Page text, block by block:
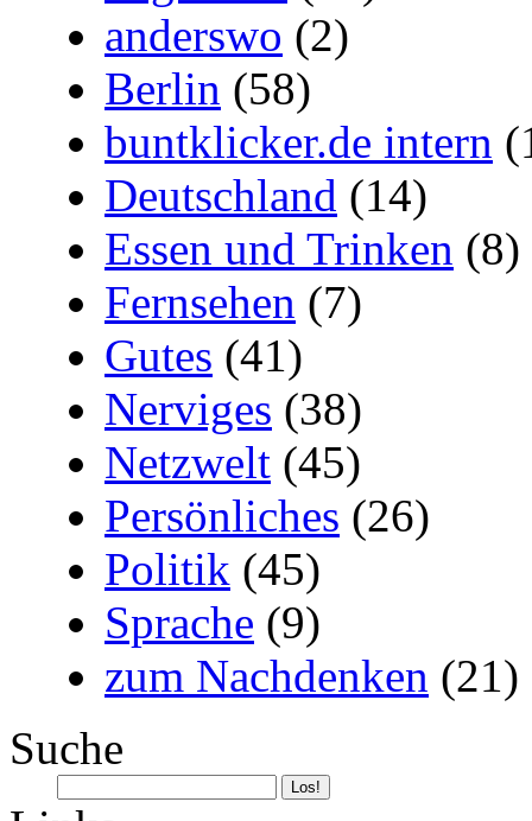
anderswo (2)
Berlin (58)
buntklicker.de intern
Deutschland (14)
Essen und Trinken (8)
Fernsehen (7)
Gutes (41)
Nerviges (38)
Netzwelt (45)
Persönliches (26)
Politik (45)
Sprache (9)
zum Nachdenken (21)
Suche